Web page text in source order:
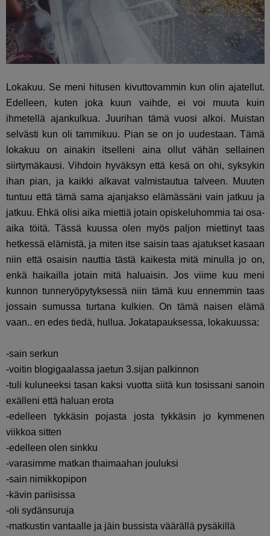
Lokakuu. Se meni hitusen kivuttovammin kun olin ajatellut.
Edelleen, kuten joka kuun vaihde, ei voi muuta kuin
ihmetellä ajankulkua. Juurihan tämä vuosi alkoi. Muistan
selvästi kun oli tammikuu. Pian se on jo uudestaan. Tämä
lokakuu on ainakin itselleni aina ollut vähän sellainen
siirtymäkausi. Vihdoin hyväksyn että kesä on ohi, syksykin
ihan pian, ja kaikki alkavat valmistautua talveen. Muuten
tuntuu että tämä sama ajanjakso elämässäni vain jatkuu ja
jatkuu. Ehkä olisi aika miettiä jotain opiskeluhommia tai osa-
aika töitä. Tässä kuussa olen myös paljon miettinyt taas
hetkessä elämistä, ja miten itse saisin taas ajatukset kasaan
niin että osaisin nauttia tästä kaikesta mitä minulla jo on,
enkä haikailla jotain mitä haluaisin. Jos viime kuu meni
kunnon tunneryöpytyksessä niin tämä kuu ennemmin taas
jossain sumussa turtana kulkien. On tämä naisen elämä
vaan.. en edes tiedä, hullua. Jokatapauksessa, lokakuussa:
-sain serkun
-voitin blogigaalassa jaetun 3.sijan palkinnon
-tuli kuluneeksi tasan kaksi vuotta siitä kun tosissani sanoin
exälleni että haluan erota
-edelleen tykkäsin pojasta josta tykkäsin jo kymmenen
viikkoa sitten
-edelleen olen sinkku
-varasimme matkan thaimaahan jouluksi
-sain nimikkopipon
-kävin pariisissa
-oli sydänsuruja
-matkustin vantaalle ja jäin bussista väärällä pysäkillä